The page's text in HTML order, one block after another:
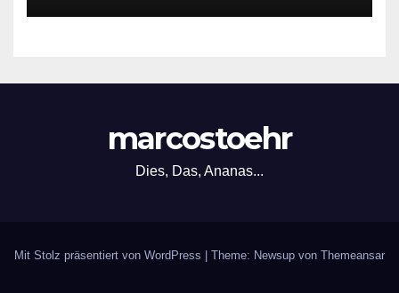
marcostoehr
Dies, Das, Ananas...
Mit Stolz präsentiert von WordPress Theme: Newsup von Themeansar